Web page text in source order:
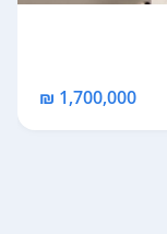
1,700,000 ₪